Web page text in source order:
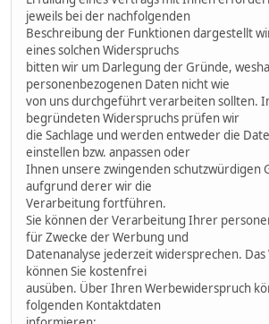
jeweils bei der nachfolgenden
Beschreibung der Funktionen dargestellt
eines solchen Widerspruchs
bitten wir um Darlegung der Gründe,
personenbezogenen Daten nicht wie
von uns durchgeführt verarbeiten sollten.
begründeten Widerspruchs prüfen wir
die Sachlage und werden entweder die
einstellen bzw. anpassen oder
Ihnen unsere zwingenden schutzwürdigen
aufgrund derer wir die
Verarbeitung fortführen.
Sie können der Verarbeitung Ihrer
für Zwecke der Werbung und
Datenanalyse jederzeit widersprechen.
können Sie kostenfrei
ausüben. Über Ihren Werbewiderspruch
folgenden Kontaktdaten